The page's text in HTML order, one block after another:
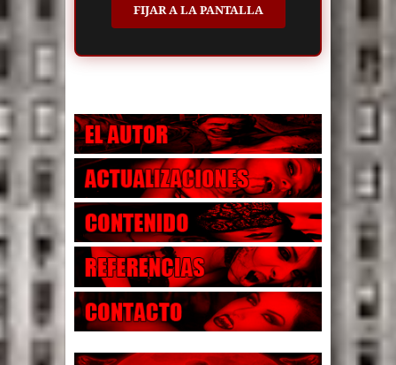
FIJAR A LA PANTALLA